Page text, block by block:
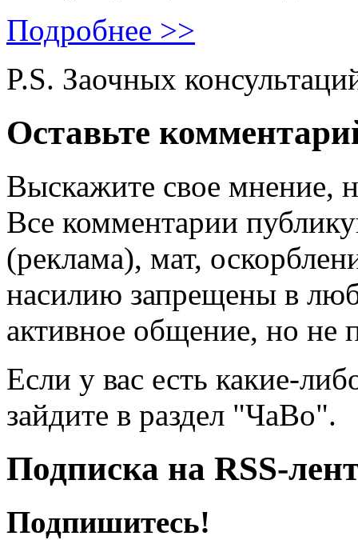
Подробнее >>
P.S. Заочных
Оставьте
Выскажите свое мнение,
Все комментарии
(реклама), мат,
насилию запрещены в
активное общение, но не
Если у вас есть какие-
зайдите в раздел "ЧаВо".
Подписка на RSS-
Подпишитесь!